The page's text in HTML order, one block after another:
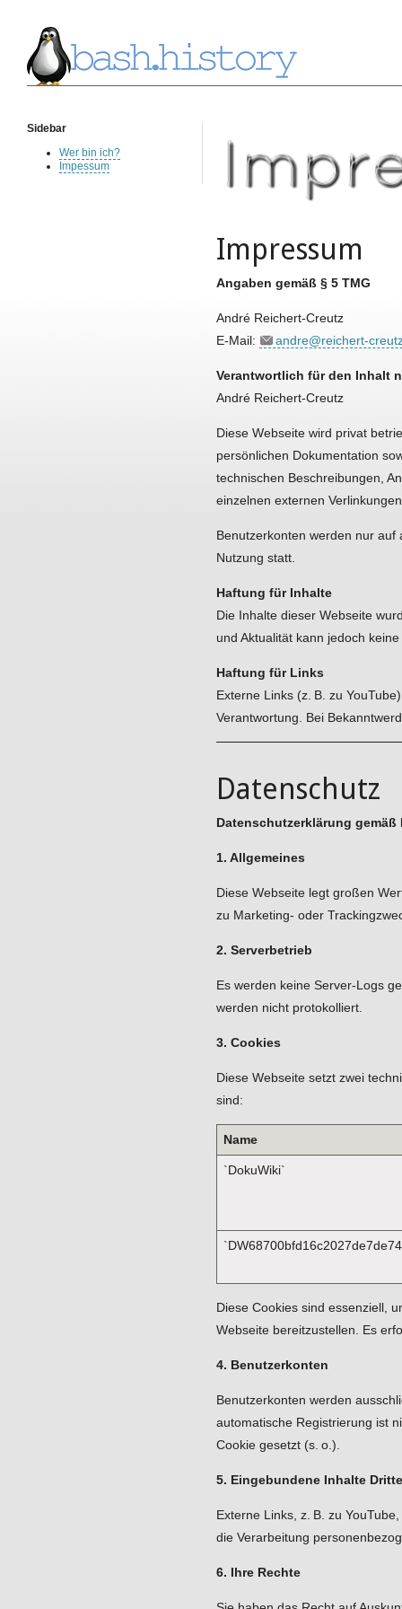
Sidebar
Wer bin ich?
Impessum
Impressum
Angaben gemäß § 5 TMG
André Reichert-Creutz
E-Mail:
andre@reichert-
Verantwortlich für den Inhalt
André Reichert-Creutz
Diese Webseite wird privat
persönlichen Dokumentation
technischen Beschreibungen,
einzelnen externen
Benutzerkonten werden nur auf
Nutzung statt.
Haftung für Inhalte
Die Inhalte dieser Webseite
und Aktualität kann jedoch
Haftung für Links
Externe Links (z. B. zu
Verantwortung. Bei
Datenschutz
Datenschutzerklärung gemäß
1. Allgemeines
Diese Webseite legt großen
zu Marketing- oder
2. Serverbetrieb
Es werden keine Server-Logs
werden nicht protokolliert.
3. Cookies
Diese Webseite setzt zwei
sind:
Name
`DokuWiki`
Diese Cookies sind essenziell,
Webseite bereitzustellen. Es
4. Benutzerkonten
Benutzerkonten werden
automatische Registrierung ist
Cookie gesetzt (s. o.).
5. Eingebundene Inhalte
Externe Links, z. B. zu
die Verarbeitung
6. Ihre Rechte